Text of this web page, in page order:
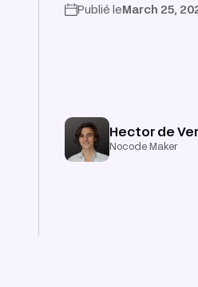
Publié le March 25,
Hector de
Nocode Maker